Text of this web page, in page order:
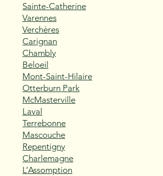
Sainte-Catherine
Varennes
Verchères
Carignan
Chambly
Beloeil
Mont-Saint-Hilaire
Otterburn Park
McMasterville
Laval
Terrebonne
Mascouche
Repentigny
Charlemagne
L’Assomption